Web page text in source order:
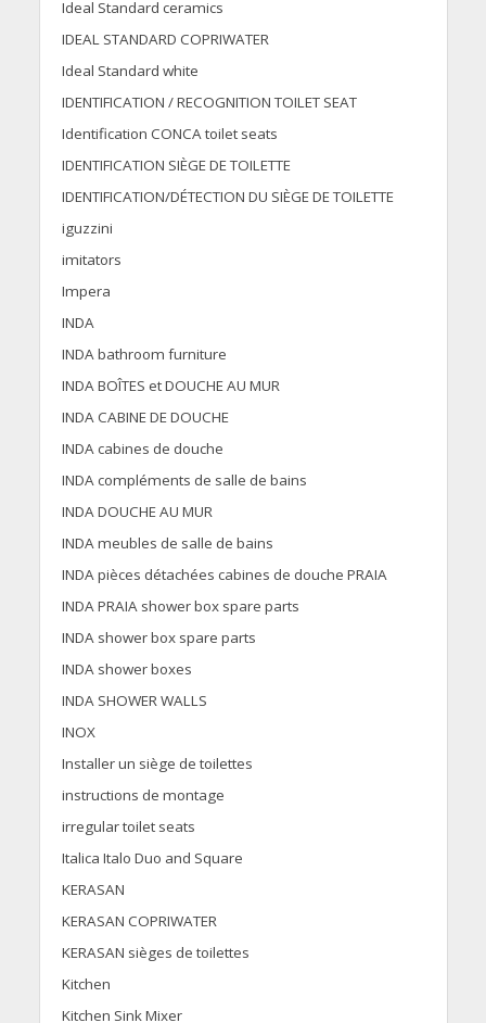
Ideal Standard ceramics
IDEAL STANDARD COPRIWATER
Ideal Standard white
IDENTIFICATION / RECOGNITION TOILET SEAT
Identification CONCA toilet seats
IDENTIFICATION SIÈGE DE TOILETTE
IDENTIFICATION/DÉTECTION DU SIÈGE DE TOILETTE
iguzzini
imitators
Impera
INDA
INDA bathroom furniture
INDA BOÎTES et DOUCHE AU MUR
INDA CABINE DE DOUCHE
INDA cabines de douche
INDA compléments de salle de bains
INDA DOUCHE AU MUR
INDA meubles de salle de bains
INDA pièces détachées cabines de douche PRAIA
INDA PRAIA shower box spare parts
INDA shower box spare parts
INDA shower boxes
INDA SHOWER WALLS
INOX
Installer un siège de toilettes
instructions de montage
irregular toilet seats
Italica Italo Duo and Square
KERASAN
KERASAN COPRIWATER
KERASAN sièges de toilettes
Kitchen
Kitchen Sink Mixer